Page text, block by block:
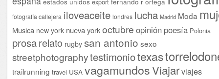
fotografía callejera iloveaceite londres lucha Madrid Moda
Musica new york nueva yorkoctubre opinión poesía Polonia
prosarelato rugby san antonio sexo
streetphotographytestimoniotexas
trailrunning travel USA vagamundosViajarviajes